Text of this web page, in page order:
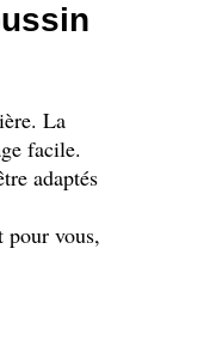
La
facile.
adaptés
pour vous,